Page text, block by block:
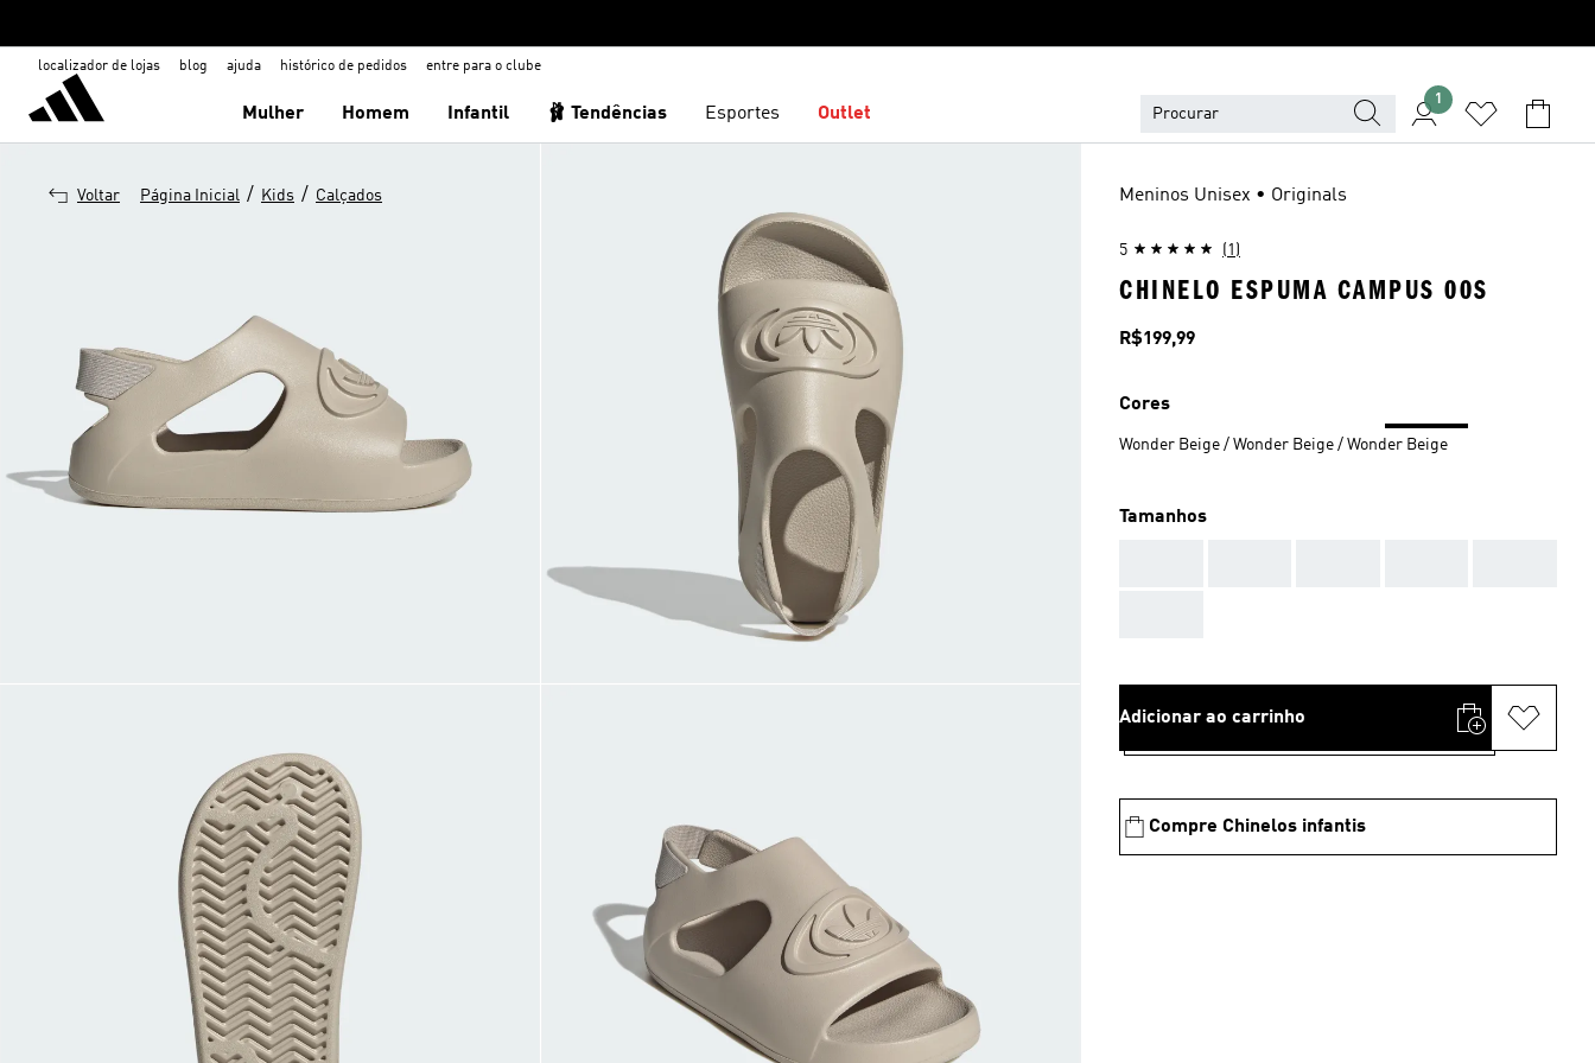
localizador de lojas blog ajuda histórico de pedidos entre para o clube
Mulher Homem Infantil 🩰 Tendências Esportes Outlet
1
Voltar Página Inicial / Kids / Calçados Meninos Unisex • Originals
5 (1)
CHINELO ESPUMA CAMPUS 00S
Preço
R$199,99
Cores
Wonder Beige / Wonder Beige / Wonder Beige
Tamanhos
Adicionar ao carrinho
Compre Chinelos infantis